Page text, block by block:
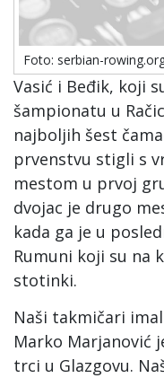
Foto: serbian-
Vasić i Beđik, koji
šampionatu u
najboljih šest
prvenstvu stigli s
mestom u prvoj
dvojac je drugo
kada ga je u
Rumuni koji su na
stotinki.
Naši takmičari
Marko Marjanović
trci u Glazgovu.